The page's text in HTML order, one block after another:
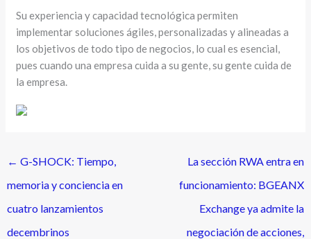
Su experiencia y capacidad tecnológica permiten
implementar soluciones ágiles, personalizadas y alineadas a
los objetivos de todo tipo de negocios, lo cual es esencial,
pues cuando una empresa cuida a su gente, su gente cuida de
la empresa.
← G-SHOCK: Tiempo,
memoria y conciencia en
cuatro lanzamientos
decembrinos
La sección RWA entra en
funcionamiento: BGEANX
Exchange ya admite la
negociación de acciones,